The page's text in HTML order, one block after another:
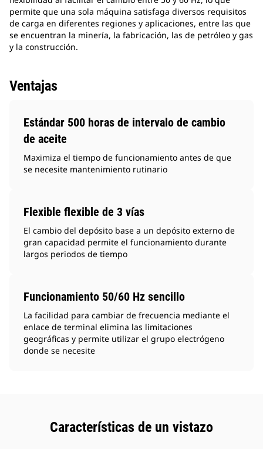
permite que una sola máquina satisfaga diversos requisitos
de carga en diferentes regiones y aplicaciones, entre las que
se encuentran la minería, la fabricación, las de petróleo y gas
y la construcción.
Ventajas
Estándar 500 horas de intervalo de cambio
de aceite
Maximiza el tiempo de funcionamiento antes de que
se necesite mantenimiento rutinario
Flexible flexible de 3 vías
El cambio del depósito base a un depósito externo de
gran capacidad permite el funcionamiento durante
largos periodos de tiempo
Funcionamiento 50/60 Hz sencillo
La facilidad para cambiar de frecuencia mediante el
enlace de terminal elimina las limitaciones
geográficas y permite utilizar el grupo electrógeno
donde se necesite
Características de un vistazo